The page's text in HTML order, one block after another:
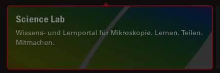
Science Lab
Wissens- und Lernportal für Mikroskopie. Lernen. Teilen.
Mitmachen.